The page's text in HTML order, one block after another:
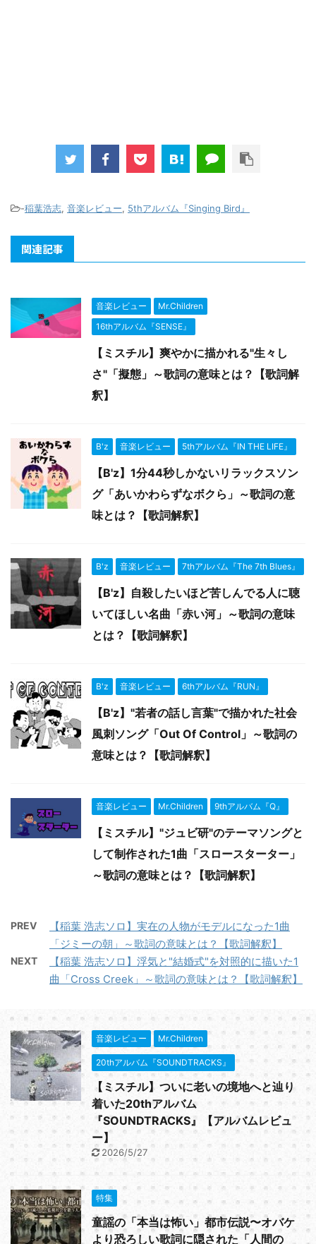
-稲葉浩志, 音楽レビュー, 5thアルバム『Singing Bird』
関連記事
音楽レビュー
Mr.Children
16thアルバム『SENSE』
【ミスチル】爽やかに描かれる"生々し
さ"「擬態」～歌詞の意味とは？【歌詞解
釈】
B'z 音楽レビュー 5thアルバム『IN THE LIFE』
【B'z】1分44秒しかないリラックスソン
グ「あいかわらずなボクら」～歌詞の意
味とは？【歌詞解釈】
B'z 音楽レビュー 7thアルバム『The 7th Blues』
【B'z】自殺したいほど苦しんでる人に聴
いてほしい名曲「赤い河」～歌詞の意味
とは？【歌詞解釈】
B'z 音楽レビュー 6thアルバム『RUN』
【B'z】"若者の話し言葉"で描かれた社会
風刺ソング「Out Of Control」～歌詞の
意味とは？【歌詞解釈】
音楽レビュー Mr.Children 9thアルバム『Q』
【ミスチル】"ジュビ研"のテーマソングと
して制作された1曲「スロースターター」
～歌詞の意味とは？【歌詞解釈】
PREV
【稲葉 浩志ソロ】実在の人物がモデルになった1曲
「ジミーの朝」～歌詞の意味とは？【歌詞解釈】
NEXT
【稲葉 浩志ソロ】浮気と"結婚式"を対照的に描いた1
曲「Cross Creek」～歌詞の意味とは？【歌詞解釈】
音楽レビュー Mr.Children
20thアルバム『SOUNDTRACKS』
【ミスチル】ついに老いの境地へと辿り
着いた20thアルバム
『SOUNDTRACKS』【アルバムレビュ
ー】
2026/5/27
特集
童謡の「本当は怖い」都市伝説〜オバケ
より恐ろしい歌詞に隠された「人間の